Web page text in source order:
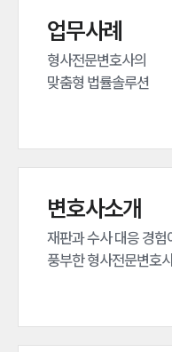
업무사례
형사전문변호사의
맞춤형 법률솔루션
변호사소개
재판과 수사 대응 경험
풍부한 형사전문변호